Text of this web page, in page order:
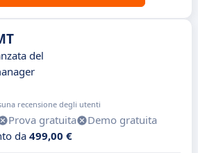
del
recensione degli utenti
Prova gratuita
Demo gratuita
da 499,00 €